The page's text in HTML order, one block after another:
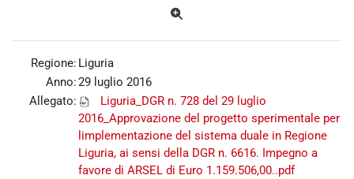
Regione: Liguria
Anno:29 luglio 2016
Allegato:
Liguria_DGR n. 728 del 29 luglio
2016_Approvazione del progetto sperimentale per
limplementazione del sistema duale in Regione
Liguria, ai sensi della DGR n. 6616. Impegno a
favore di ARSEL di Euro 1.159.506,00..pdf